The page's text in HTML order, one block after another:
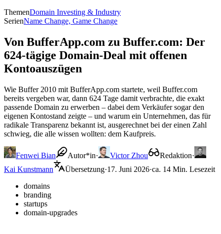
ThemenDomain Investing & Industry
SerienName Change, Game Change
Von BufferApp.com zu Buffer.com: Der
624-tägige Domain-Deal mit offenen
Kontoauszügen
Wie Buffer 2010 mit BufferApp.com startete, weil Buffer.com
bereits vergeben war, dann 624 Tage damit verbrachte, die exakt
passende Domain zu erwerben – dabei dem Verkäufer sogar den
eigenen Kontostand zeigte – und warum ein Unternehmen, das für
radikale Transparenz bekannt ist, ausgerechnet bei der einen Zahl
schwieg, die alle wissen wollten: dem Kaufpreis.
Fenwei Bian Autor*in· Victor Zhou Redaktion·
Kai Kunstmann
Übersetzung·17. Juni 2026·ca. 14 Min. Lesezeit
domains
branding
startups
domain-upgrades